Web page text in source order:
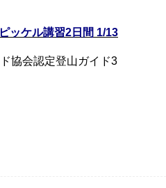
ッケル講習2日間 1/13
協会認定登山ガイド3